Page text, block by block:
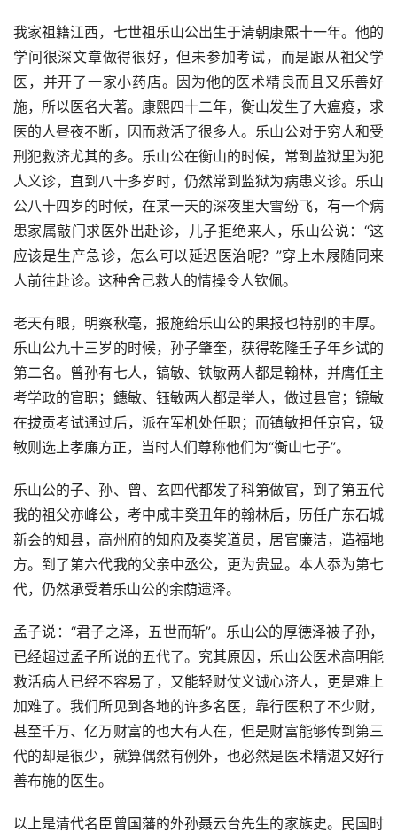
我家祖籍江西，七世祖乐山公出生于清朝康熙十一年。他的
学问很深文章做得很好，但未参加考试，而是跟从祖父学
医，并开了一家小药店。因为他的医术精良而且又乐善好
施，所以医名大著。康熙四十二年，衡山发生了大瘟疫，求
医的人昼夜不断，因而救活了很多人。乐山公对于穷人和受
刑犯救济尤其的多。乐山公在衡山的时候，常到监狱里为犯
人义诊，直到八十多岁时，仍然常到监狱为病患义诊。乐山
公八十四岁的时候，在某一天的深夜里大雪纷飞，有一个病
患家属敲门求医外出赴诊，儿子拒绝来人，乐山公说：“这
应该是生产急诊，怎么可以延迟医治呢？”穿上木屐随同来
人前往赴诊。这种舍己救人的情操令人钦佩。
老天有眼，明察秋毫，报施给乐山公的果报也特别的丰厚。
乐山公九十三岁的时候，孙子肇奎，获得乾隆壬子年乡试的
第二名。曾孙有七人，镐敏、铁敏两人都是翰林，并膺任主
考学政的官职；鏸敏、钰敏两人都是举人，做过县官；镜敏
在拔贡考试通过后，派在军机处任职；而镇敏担任京官，钑
敏则选上孝廉方正，当时人们尊称他们为“衡山七子”。
乐山公的子、孙、曾、玄四代都发了科第做官，到了第五代
我的祖父亦峰公，考中咸丰癸丑年的翰林后，历任广东石城
新会的知县，高州府的知府及奏奖道员，居官廉洁，造福地
方。到了第六代我的父亲中丞公，更为贵显。本人忝为第七
代，仍然承受着乐山公的余荫遗泽。
孟子说：“君子之泽，五世而斩”。乐山公的厚德泽被子孙，
已经超过孟子所说的五代了。究其原因，乐山公医术高明能
救活病人已经不容易了，又能轻财仗义诚心济人，更是难上
加难了。我们所见到各地的许多名医，靠行医积了不少财，
甚至千万、亿万财富的也大有人在，但是财富能够传到第三
代的却是很少，就算偶然有例外，也必然是医术精湛又好行
善布施的医生。
以上是清代名臣曾国藩的外孙聂云台先生的家族史。民国时